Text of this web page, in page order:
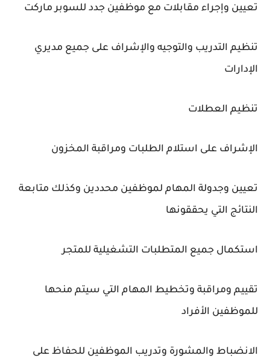
تعيين وإجراء مقابلات مع موظفين جدد للسوبر ماركت
تنظيم التدريب والتوجيه والإشراف على جميع مديري
الإدارات
تنظيم العطلات
الإشراف على استلام الطلبات ومراقبة المخزون
تعيين وجدولة المهام لموظفين محددين وكذلك متابعة
النتائج التي يحققونها
استكمال جميع المتطلبات التشغيلية للمتجر
تقييم ومراقبة وتخطيط المهام التي سيتم منحها
للموظفين الأفراد
الانضباط والمشورة وتدريب الموظفين للحفاظ على